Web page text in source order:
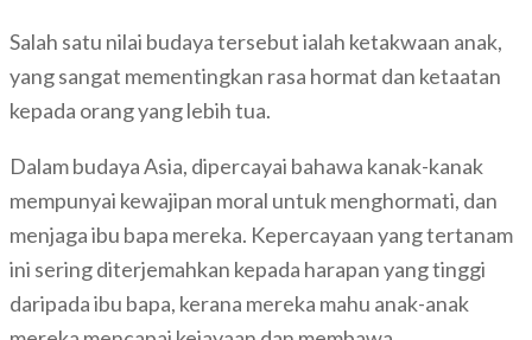
Salah satu nilai budaya tersebut ialah ketakwaan anak,
yang sangat mementingkan rasa hormat dan ketaatan
kepada orang yang lebih tua.
Dalam budaya Asia, dipercayai bahawa kanak-kanak
mempunyai kewajipan moral untuk menghormati, dan
menjaga ibu bapa mereka. Kepercayaan yang tertanam
ini sering diterjemahkan kepada harapan yang tinggi
daripada ibu bapa, kerana mereka mahu anak-anak